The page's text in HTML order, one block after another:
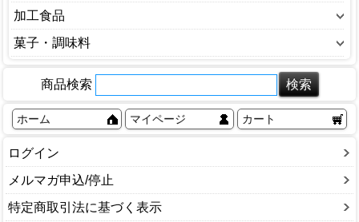
玄米
餅
もち米
お茶・ドリンク
ソフトドリンク
ミネラルウォーター
野菜・果汁
加工食品
カップ麺
乾麺
海苔
菓子・調味料
穀物
調味料
商品検索
ホーム マイページ カート
ログイン
メルマガ申込/停止
特定商取引法に基づく表示